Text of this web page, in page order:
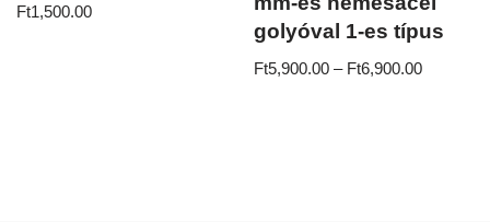
Ft1,500.00
golyóval 1-es típus
Ft5,900.00 – Ft6,900.00